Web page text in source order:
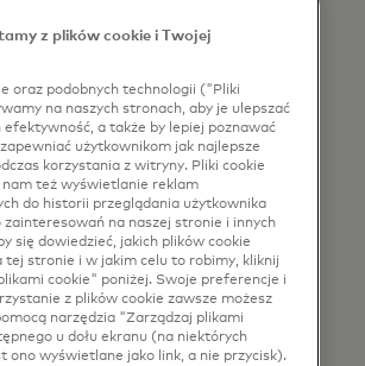
services and events, as
topical business
by email. If I have
phone number, I confirm
also happy to be
by Mastercard for such
purposes by phone. I
that I am free to
my consent at any time,
using the opt-out
in each email.
z plików cookie i Twojej
oraz podobnych technologii ("Pliki
na naszych stronach, aby je ulepszać
efektywność, a także by lepiej poznawać
użytkownikom jak najlepsze
korzystania z witryny. Pliki cookie
nam też wyświetlanie reklam
do historii przeglądania użytkownika
zainteresowań na naszej stronie i innych
się dowiedzieć, jakich plików cookie
tej stronie i w jakim celu to robimy, kliknij
cookie" poniżej. Swoje preferencje i
z plików cookie zawsze możesz
narzędzia "Zarządzaj plikami
u dołu ekranu (na niektórych
ono wyświetlane jako link, a nie przycisk).